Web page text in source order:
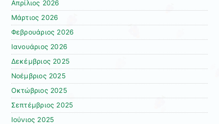
Απρίλιος 2026
Μάρτιος 2026
Φεβρουάριος 2026
Ιανουάριος 2026
Δεκέμβριος 2025
Νοέμβριος 2025
Οκτώβριος 2025
Σεπτέμβριος 2025
Ιούνιος 2025